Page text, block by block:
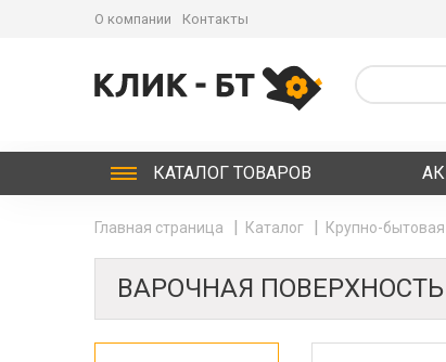
О компании Контакты
КАТАЛОГ ТОВАРОВ
Главная страница Каталог Крупно-бытовая
ВАРОЧНАЯ ПОВЕРХНОСТЬ